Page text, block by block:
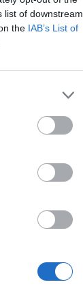
list of downstream
the IAB’s List of